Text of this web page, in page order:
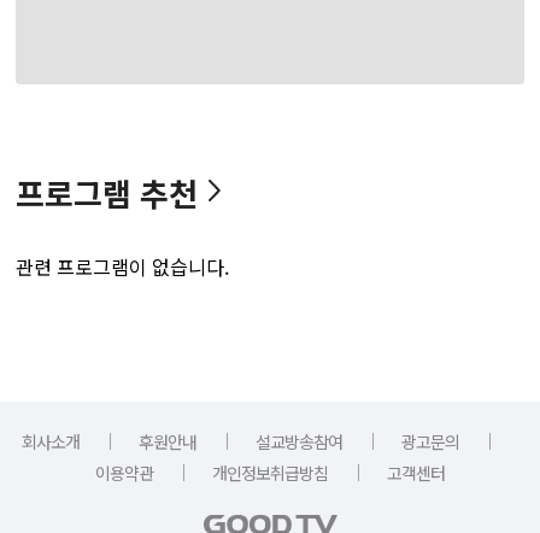
프로그램 추천
관련 프로그램이 없습니다.
회사소개 ｜ 후원안내 ｜ 설교방송참여 ｜ 광고문의
｜
이용약관
｜ 개인정보취급방침 ｜ 고객센터